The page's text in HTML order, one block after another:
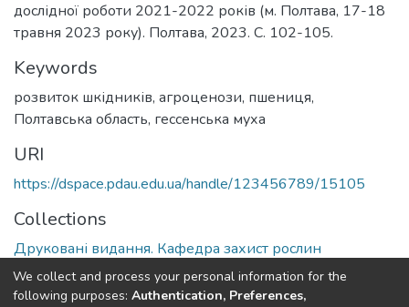
дослідної роботи 2021-2022 років (м. Полтава, 17-18
травня 2023 року). Полтава, 2023. С. 102-105.
Keywords
розвиток шкідників, агроценози, пшениця,
Полтавська область, гессенська муха
URI
https://dspace.pdau.edu.ua/handle/123456789/15105
Collections
Друковані видання. Кафедра захист рослин
Full item page
We collect and process your personal information for the
following purposes: Authentication, Preferences,